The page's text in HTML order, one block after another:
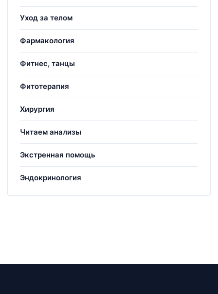
Уход за телом
Фармакология
Фитнес, танцы
Фитотерапия
Хирургия
Читаем анализы
Экстренная помощь
Эндокринология